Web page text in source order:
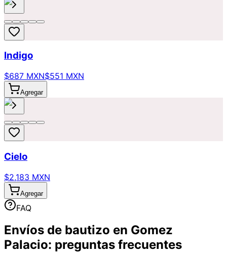
Indigo
$687 MXN$551 MXN
Agregar
Cielo
$2,183 MXN
Agregar
FAQ
Envíos de bautizo en Gomez
Palacio: preguntas frecuentes